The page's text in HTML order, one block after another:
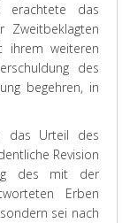
erachtete das
Zweitbeklagten
ihrem weiteren
des
begehren, in
das Urteil des
Revision
des mit der
Erben
sei nach